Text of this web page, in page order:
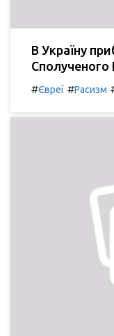
В Україну
Сполученого
#Євреї #Расизм